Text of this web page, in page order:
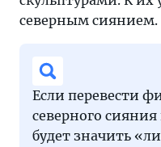
северным сиянием.
Если перевести
северного
будет значить